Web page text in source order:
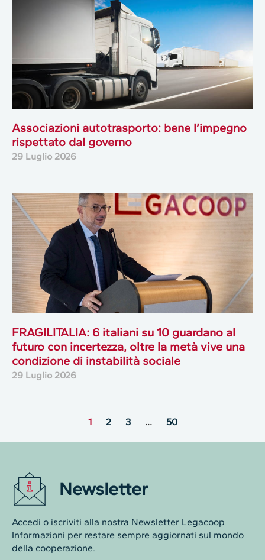
Associazioni autotrasporto: bene l’impegno
rispettato dal governo
29 Luglio 2026
FRAGILITALIA: 6 italiani su 10 guardano al
futuro con incertezza, oltre la metà vive una
condizione di instabilità sociale
29 Luglio 2026
1 2 3 … 50
Newsletter
Accedi o iscriviti alla nostra Newsletter Legacoop
Informazioni per restare sempre aggiornati sul mondo
della cooperazione.